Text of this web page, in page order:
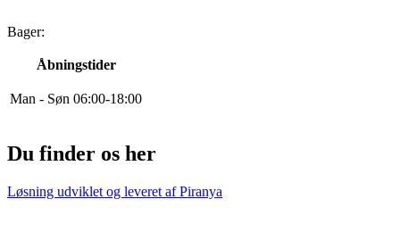
Bager:
Åbningstider
Man - Søn 06:00-18:00
Du finder os her
Løsning udviklet og leveret afPiranya